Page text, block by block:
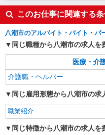
により変動
間） ※固定残
手当として
（上記給与とは別に支
歓迎 ・認知
者研修 ・介
キープ
このお仕事に関連する
八潮市のアルバイト・バイト・パ
同じ職種から八潮市の求人を
医療・介
介護職・ヘルパー
同じ雇用形態から八潮市の求
職業紹介
同じ特徴から八潮市の求人を